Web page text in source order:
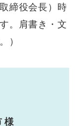
締役会長）時
。肩書き・文
）
様